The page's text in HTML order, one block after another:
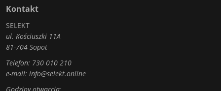
Kontakt
SELEKT
ul. Kościuszki 11A
81-704 Sopot
Telefon: 730 010 210
e-mail: info@selekt.online